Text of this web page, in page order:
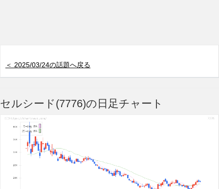
＜ 2025/03/24の話題へ戻る
セルシード(7776)の日足チャート